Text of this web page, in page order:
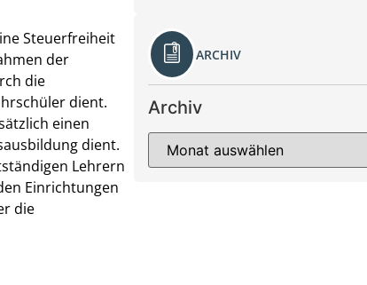
Steuerfreiheit
der
die
dient.
einen
dient.
Lehrern
Einrichtungen
die
ARCHIV
Archiv